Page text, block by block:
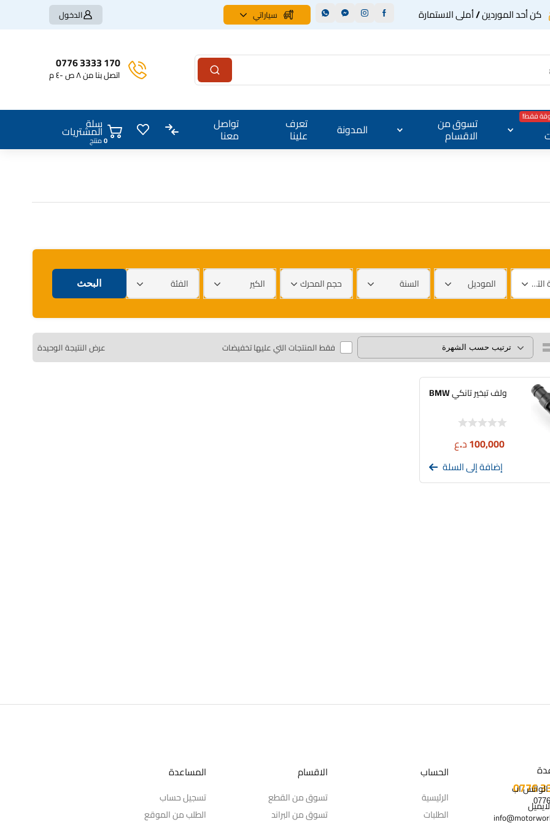
كن أحد الموردين / أملى الاستمارة سياراتي الدخول
170 3333 0776
اتصل بنا من ٨ ص -٤ م
فقط! تسوق من
الاقسام المدونة تعرف
علينا
تواصل
معنا
سلة
المشتريات0منتج
العلامة التجارية الموديل السنة حجم المحرك الكير الفئة
فقط المنتجات التي عليها تخفيضات عرض النتيجة الوحيدة
ولف تبخير تانكي BMW
100,000د.ع
إضافة إلى السلة
الواتس اب
الحساب
الرئيسية
الطلبات
الاقسام
تسوق من القطع
تسوق من البراند
المساعدة
تسجيل حساب
الطلب من الموقع